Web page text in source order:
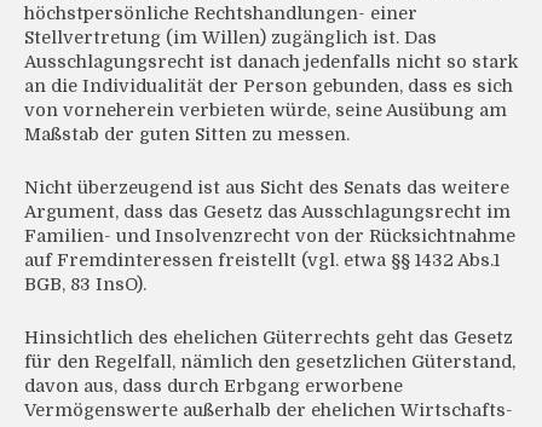
höchstpersönliche Rechtshandlungen- einer
Stellvertretung (im Willen) zugänglich ist. Das
Ausschlagungsrecht ist danach jedenfalls nicht so stark
an die Individualität der Person gebunden, dass es sich
von vorneherein verbieten würde, seine Ausübung am
Maßstab der guten Sitten zu messen.
Nicht überzeugend ist aus Sicht des Senats das weitere
Argument, dass das Gesetz das Ausschlagungsrecht im
Familien- und Insolvenzrecht von der Rücksichtnahme
auf Fremdinteressen freistellt (vgl. etwa §§ 1432 Abs.1
BGB, 83 InsO).
Hinsichtlich des ehelichen Güterrechts geht das Gesetz
für den Regelfall, nämlich den gesetzlichen Güterstand,
davon aus, dass durch Erbgang erworbene
Vermögenswerte außerhalb der ehelichen Wirtschafts-